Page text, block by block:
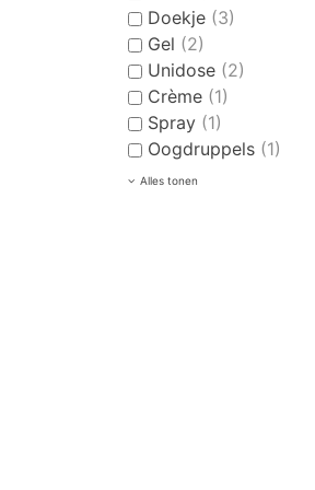
Doekje (3)
Gel (2)
Unidose (2)
Crème (1)
Spray (1)
Oogdruppels (1)
Alles tonen